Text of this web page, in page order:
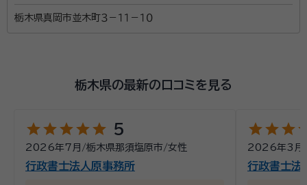
栃木県真岡市並木町３－１１－１０
栃木県の最新の口コミを見る
starstarstarstarstar 5
2026年7月 /栃木県那須塩原市/女性
行政書士法人原事務所
starstarstar
2026年3月
行政書士